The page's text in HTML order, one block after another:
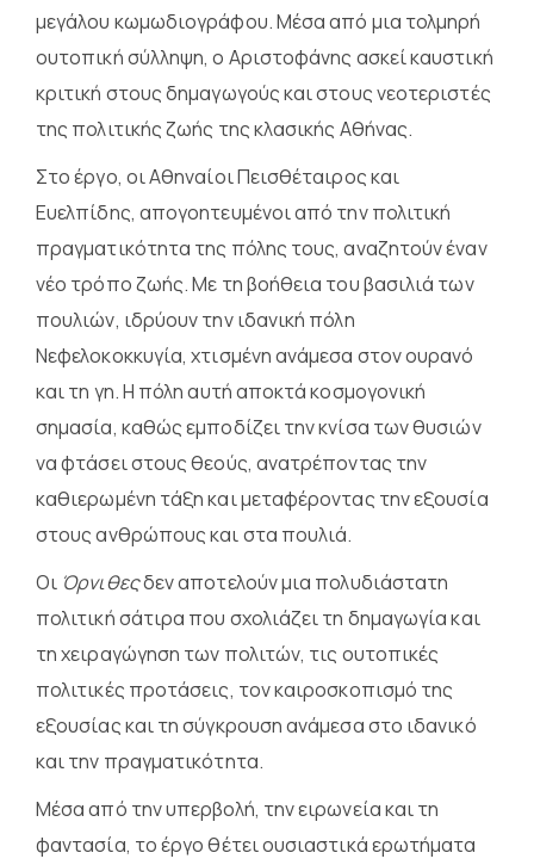
μεγάλου κωμωδιογράφου. Μέσα από μια τολμηρή
ουτοπική σύλληψη, ο Αριστοφάνης ασκεί καυστική
κριτική στους δημαγωγούς και στους νεοτεριστές
της πολιτικής ζωής της κλασικής Αθήνας.
Στο έργο, οι Αθηναίοι Πεισθέταιρος και
Ευελπίδης, απογοητευμένοι από την πολιτική
πραγματικότητα της πόλης τους, αναζητούν έναν
νέο τρόπο ζωής. Με τη βοήθεια του βασιλιά των
πουλιών, ιδρύουν την ιδανική πόλη
Νεφελοκοκκυγία, χτισμένη ανάμεσα στον ουρανό
και τη γη. Η πόλη αυτή αποκτά κοσμογονική
σημασία, καθώς εμποδίζει την κνίσα των θυσιών
να φτάσει στους θεούς, ανατρέποντας την
καθιερωμένη τάξη και μεταφέροντας την εξουσία
στους ανθρώπους και στα πουλιά.
Οι Όρνιθεςδεν αποτελούν μια πολυδιάστατη
πολιτική σάτιρα που σχολιάζει τη δημαγωγία και
τη χειραγώγηση των πολιτών, τις ουτοπικές
πολιτικές προτάσεις, τον καιροσκοπισμό της
εξουσίας και τη σύγκρουση ανάμεσα στο ιδανικό
και την πραγματικότητα.
Μέσα από την υπερβολή, την ειρωνεία και τη
φαντασία, το έργο θέτει ουσιαστικά ερωτήματα